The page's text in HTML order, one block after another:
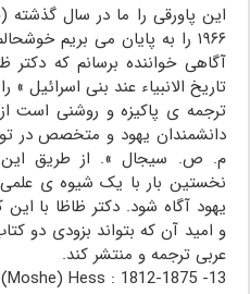
۱۹۶۶ را به پایان می بریم
آگاهی خواننده برسانم که
تاریخ الانبیاء عند بنی اسرائیل
ترجمه ی پاکیزه و روشنی است از
دانشمندان یهود و متخصص در
م. ص. سیجال ». از طریق این
نخستین بار با یک شیوه ی
یهود آگاه شود. دکتر ظاظا با
و امید آن که بتواند بزودی دو
عربی ترجمه و منتشر کند.
13- Moses (Moshe) Hess : 1812-1875